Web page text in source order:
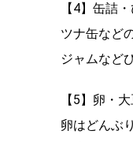
【4】缶詰
ツナ缶など
ジャムなど
【5】卵・
卵はどんぶ